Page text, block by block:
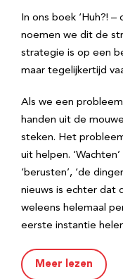
In ons boek ‘Huh?!
noemen we dit de
strategie is op een
maar tegelijkertijd
Als we een
handen uit de
steken. Het
uit helpen.
‘berusten’, ‘de
nieuws is echter dat
weleens helemaal
eerste instantie
Meer lezen